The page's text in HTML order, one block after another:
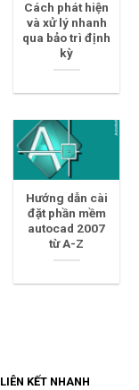
Cách phát hiện
và xử lý nhanh
qua bảo trì định
kỳ
Hướng dẫn cài
đặt phần mềm
autocad 2007
từ A-Z
LIÊN KẾT NHANH